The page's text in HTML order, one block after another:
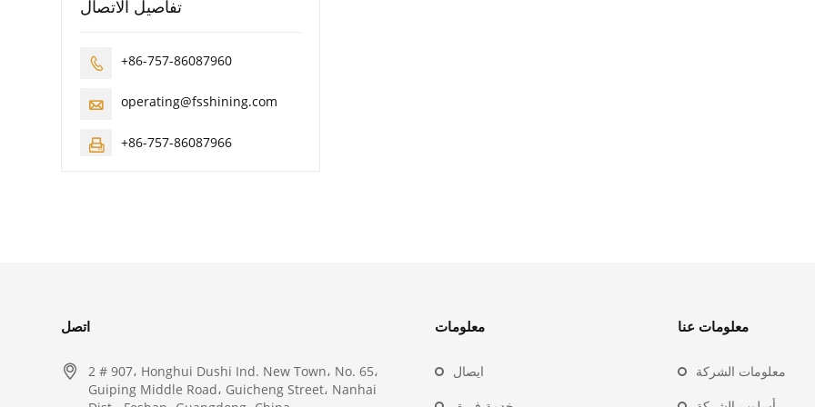
تفاصيل الاتصال
 +86-757-86087960
 operating@fsshining.com
 +86-757-86087966
اتصل

2 # 907، Honghui Dushi Ind. New Town، No. 65،
Guiping Middle Road، Guicheng Street، Nanhai
معلومات
ايصال
معلومات عنا
معلومات الشركة